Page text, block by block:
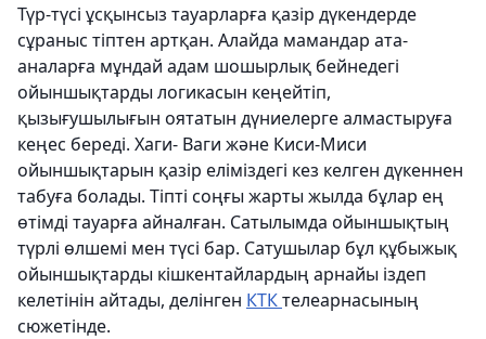
Түр-түсі ұсқынсыз тауарларға қазір дүкендерде
сұраныс тіптен артқан. Алайда мамандар ата-
аналарға мұндай адам шошырлық бейнедегі
ойыншықтарды логикасын кеңейтіп,
қызығушылығын оятатын дүниелерге алмастыруға
кеңес береді. Хаги- Ваги және Киси-Миси
ойыншықтарын қазір еліміздегі кез келген дүкеннен
табуға болады. Тіпті соңғы жарты жылда бұлар ең
өтімді тауарға айналған. Сатылымда ойыншықтың
түрлі өлшемі мен түсі бар. Сатушылар бұл құбыжық
ойыншықтарды кішкентайлардың арнайы іздеп
келетінін айтады, делінген КТКтелеарнасының
сюжетінде.